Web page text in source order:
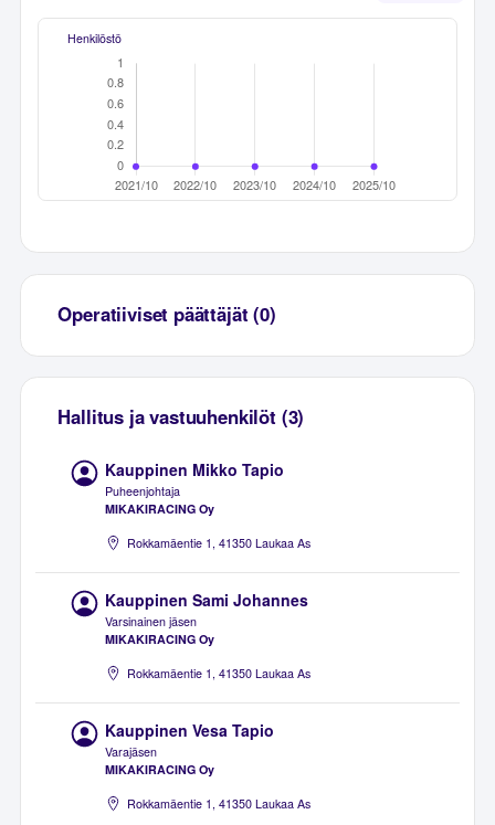
Henkilöstö
Operatiiviset päättäjät (0)
Hallitus ja vastuuhenkilöt (3)
Kauppinen Mikko Tapio
Puheenjohtaja
MIKAKIRACING Oy
Rokkamäentie 1, 41350 Laukaa As
Kauppinen Sami Johannes
Varsinainen jäsen
MIKAKIRACING Oy
Rokkamäentie 1, 41350 Laukaa As
Kauppinen Vesa Tapio
Varajäsen
MIKAKIRACING Oy
Rokkamäentie 1, 41350 Laukaa As